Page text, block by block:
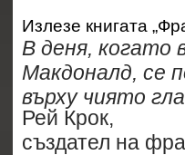
Излезе книгата
В деня, когато
Макдоналд, се
върху чиято
Рей Крок,
създател на